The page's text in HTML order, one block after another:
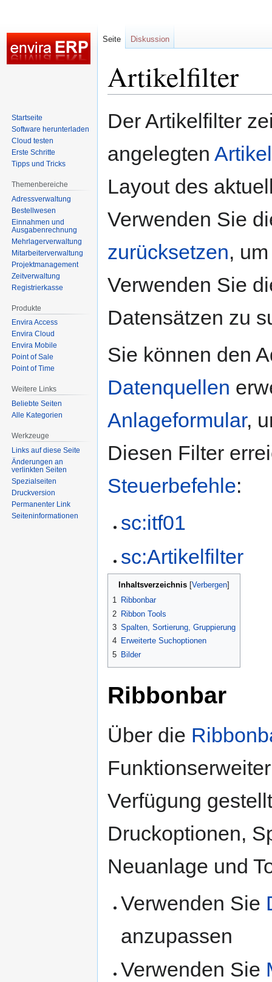
Artikelfilter
Navigation
Suche
Der Artikelfilter
angelegten Artikel
Layout des
Verwenden Sie
zurücksetzen,
Verwenden Sie
Datensätzen zu
Sie können den
Datenquellen
Anlageformular,
Diesen Filter
Steuerbefehle:
sc:itf01
sc:Artikelfilter
Inhaltsverzeichnis
1 Ribbonbar
2 Ribbon Tools
3 Spalten, Sortierung, Gruppierung
4 Erweiterte Suchoptionen
5 Bilder
Ribbonbar
Über die
Verfügung
Druckoptionen,
Neuanlage und
Verwenden Sie
anzupassen
Verwenden Sie
Seite Diskussion
Startseite
Software herunterladen
Cloud testen
Erste Schritte
Tipps und Tricks
Themenbereiche
Adressverwaltung
Bestellwesen
Einnahmen und
Ausgabenrechnung
Mehrlagerverwaltung
Mitarbeiterverwaltung
Projektmanagement
Zeitverwaltung
Registrierkasse
Produkte
Envira Access
Envira Cloud
Envira Mobile
Point of Sale
Point of Time
Weitere Links
Beliebte Seiten
Alle Kategorien
Werkzeuge
Links auf diese Seite
Änderungen an
verlinkten Seiten
Spezialseiten
Druckversion
Permanenter Link
Seiten­­informationen